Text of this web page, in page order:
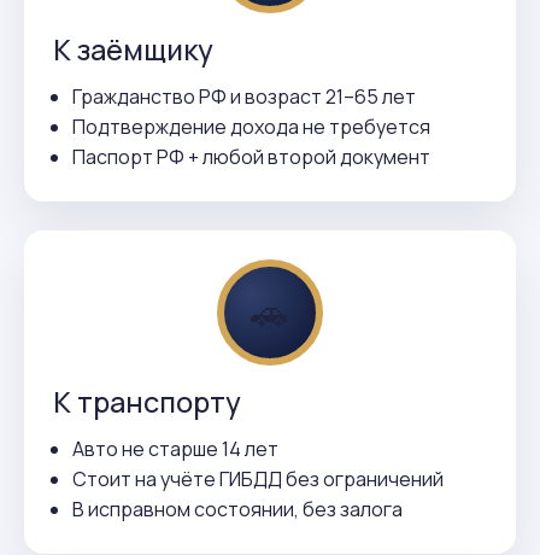
К заёмщику
Гражданство РФ и возраст 21–65 лет
Подтверждение дохода не требуется
Паспорт РФ + любой второй документ
🚗
К транспорту
Авто не старше 14 лет
Стоит на учёте ГИБДД без ограничений
В исправном состоянии, без залога